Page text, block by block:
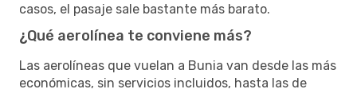
casos, el pasaje sale bastante más barato.
¿Qué aerolínea te conviene más?
Las aerolíneas que vuelan a Bunia van desde las más
económicas, sin servicios incluidos, hasta las de